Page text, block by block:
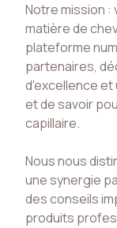
Notre mission :
matière de
plateforme
partenaires,
d'excellence et
et de savoir
capillaire.
Nous nous
une synergie
des conseils
produits